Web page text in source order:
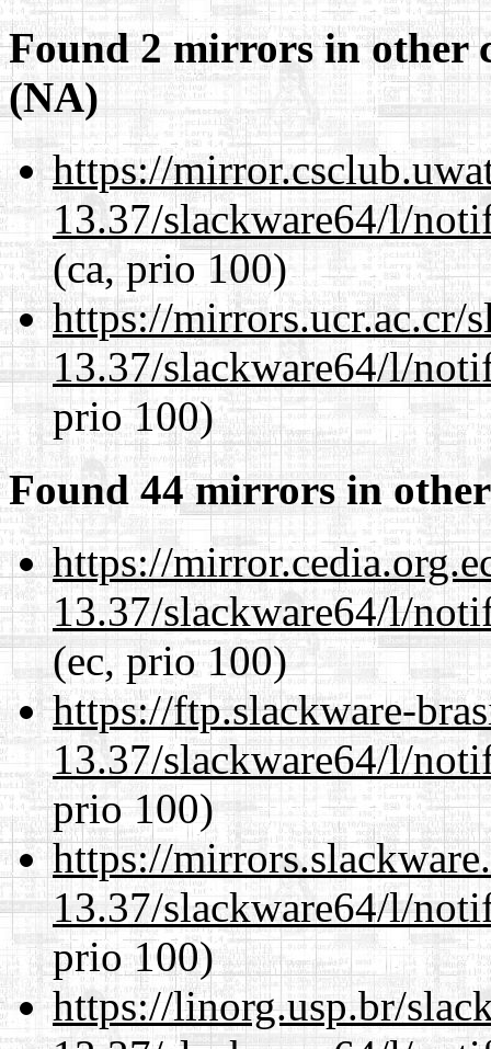
Found 2 mirrors in other
(NA)
https://
13.37/slackware64/l/
(ca, prio 100)
https://mirrors.ucr.ac.cr/
13.37/slackware64/l/
prio 100)
Found 44 mirrors in
https://
13.37/slackware64/l/
(ec, prio 100)
https://ftp.slackware-
13.37/slackware64/l/
prio 100)
https://
13.37/slackware64/l/
prio 100)
https://linorg.usp.br/